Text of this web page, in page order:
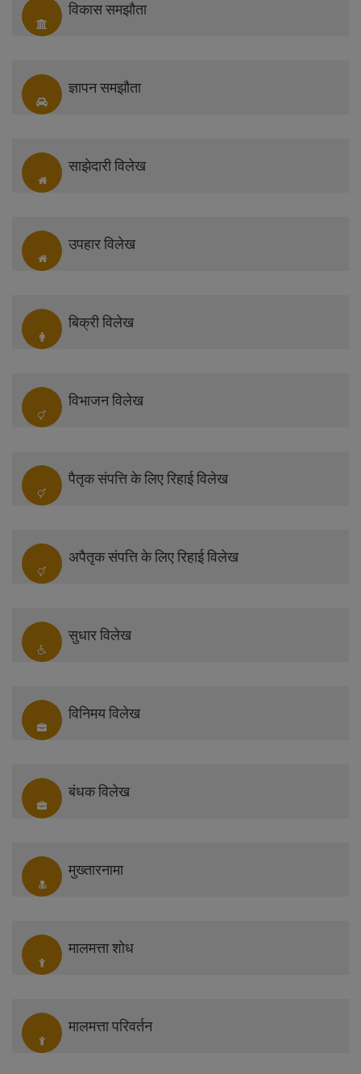
विकास समझौता
ज्ञापन समझौता
साझेदारी विलेख
उपहार विलेख
बिक्री विलेख
विभाजन विलेख
पैतृक संपत्ति के लिए रिहाई विलेख
अपैतृक संपत्ति के लिए रिहाई विलेख
सुधार विलेख
विनिमय विलेख
बंधक विलेख
मुख्तारनामा
मालमत्ता शोध
मालमत्ता परिवर्तन